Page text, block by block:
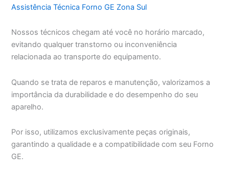
Assistência Técnica Forno GE Zona Sul
Nossos técnicos chegam até você no horário marcado,
evitando qualquer transtorno ou inconveniência
relacionada ao transporte do equipamento.
Quando se trata de reparos e manutenção, valorizamos a
importância da durabilidade e do desempenho do seu
aparelho.
Por isso, utilizamos exclusivamente peças originais,
garantindo a qualidade e a compatibilidade com seu Forno
GE.